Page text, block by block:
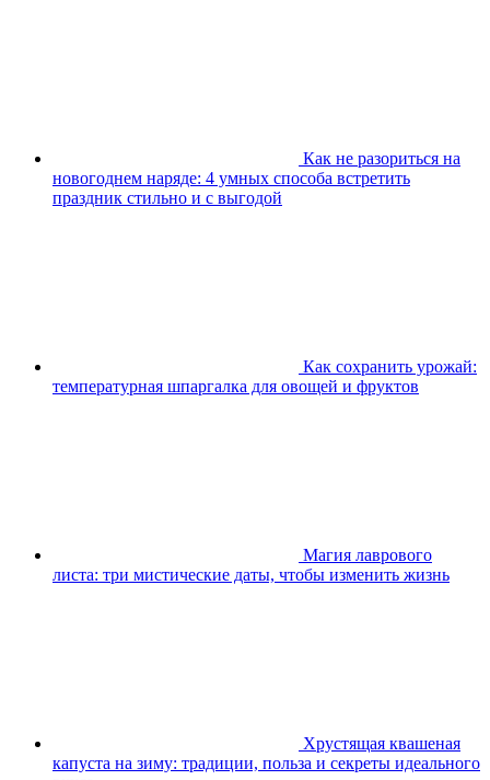
Как не разориться на
новогоднем наряде: 4 умных способа встретить
праздник стильно и с выгодой
Как сохранить урожай:
температурная шпаргалка для овощей и фруктов
Магия лаврового
листа: три мистические даты, чтобы изменить жизнь
Хрустящая квашеная
капуста на зиму: традиции, польза и секреты идеального